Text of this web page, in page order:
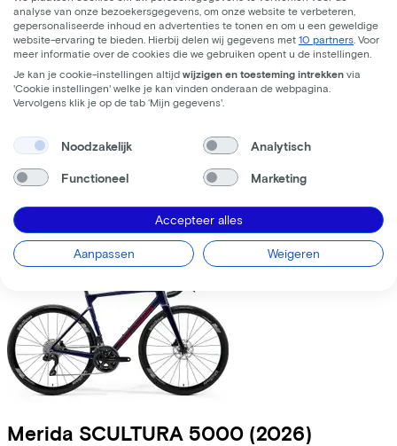
Trek Fuel+ LX 9.8 XT Gen 2 (2026)
Leaseprijs p/m vanaf
€195,63
Prijs €8.699,00
Merida SCULTURA 5000 (2026)
analyse van onze bezoekersgegevens, om onze website te verbeteren,
gepersonaliseerde inhoud en advertenties te tonen en om u een geweldige
website-ervaring te bieden. Hierbij delen wij gegevens met 10 partners . Voor
meer informatie over de cookies die we gebruiken opent u de instellingen.
Je kan je cookie-instellingen altijd wijzigen en toesteming intrekken via
'Cookie instellingen' welke je kan vinden onderaan de webpagina.
Vervolgens klik je op de tab ‘Mijn gegevens'.
Noodzakelijk Analytisch
Functioneel Marketing
Accepteer alles
Aanpassen Weigeren